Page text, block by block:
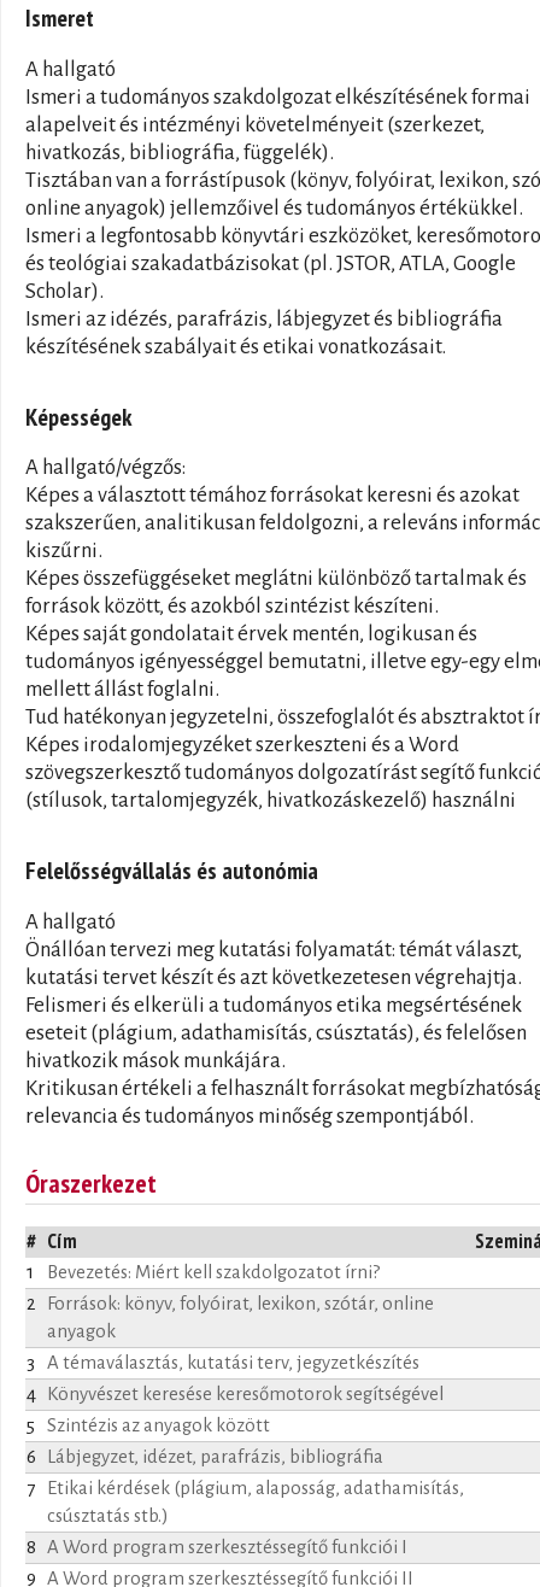
Ismeret
A hallgató
Ismeri a tudományos szakdolgozat elkészítésének formai
alapelveit és intézményi követelményeit (szerkezet,
hivatkozás, bibliográfia, függelék).
Tisztában van a forrástípusok (könyv, folyóirat, lexikon,
online anyagok) jellemzőivel és tudományos értékükkel.
Ismeri a legfontosabb könyvtári eszközöket,
és teológiai szakadatbázisokat (pl. JSTOR, ATLA, Google
Scholar).
Ismeri az idézés, parafrázis, lábjegyzet és bibliográfia
készítésének szabályait és etikai vonatkozásait.
Képességek
A hallgató/végzős:
Képes a választott témához forrásokat keresni és azokat
szakszerűen, analitikusan feldolgozni, a releváns
kiszűrni.
Képes összefüggéseket meglátni különböző tartalmak és
források között, és azokból szintézist készíteni.
Képes saját gondolatait érvek mentén, logikusan és
tudományos igényességgel bemutatni, illetve egy-egy
mellett állást foglalni.
Tud hatékonyan jegyzetelni, összefoglalót és absztraktot
Képes irodalomjegyzéket szerkeszteni és a Word
szövegszerkesztő tudományos dolgozatírást segítő
(stílusok, tartalomjegyzék, hivatkozáskezelő) használni
Felelősségvállalás és autonómia
A hallgató
Önállóan tervezi meg kutatási folyamatát: témát választ,
kutatási tervet készít és azt következetesen végrehajtja.
Felismeri és elkerüli a tudományos etika megsértésének
eseteit (plágium, adathamisítás, csúsztatás), és felelősen
hivatkozik mások munkájára.
Kritikusan értékeli a felhasznált forrásokat
relevancia és tudományos minőség szempontjából.
Óraszerkezet
# Cím
1
Bevezetés: Miért kell szakdolgozatot írni?
2
Források: könyv, folyóirat, lexikon, szótár, online
anyagok
3
A témaválasztás, kutatási terv, jegyzetkészítés
4
Könyvészet keresése keresőmotorok segítségével
5
Szintézis az anyagok között
6
Lábjegyzet, idézet, parafrázis, bibliográfia
7
Etikai kérdések (plágium, alaposság, adathamisítás,
csúsztatás stb.)
8
A Word program szerkesztéssegítő funkciói I
9
A Word program szerkesztéssegítő funkciói II